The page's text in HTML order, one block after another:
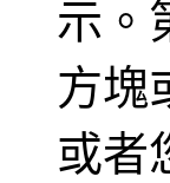
示。
方塊
或者